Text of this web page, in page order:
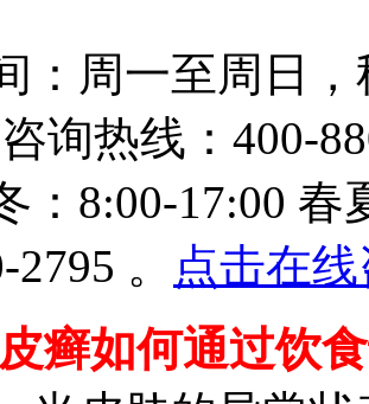
：周一至周日
询热线：400-
：8:00-17:00
。
点击在
癣如何通过饮